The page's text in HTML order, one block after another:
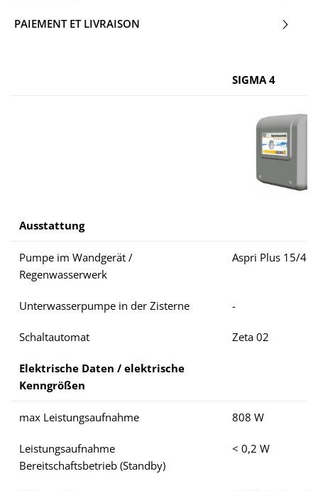
PAIEMENT ET LIVRAISON
SIGMA 4
Ausstattung
Pumpe im Wandgerät /
Regenwasserwerk
Aspri Plus 15/4
Unterwasserpumpe in der Zisterne -
Schaltautomat Zeta 02
Elektrische Daten / elektrische
Kenngrößen
max Leistungsaufnahme 808 W
Leistungsaufnahme
Bereitschaftsbetrieb (Standby)
< 0,2 W